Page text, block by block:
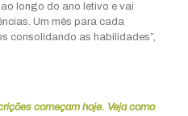
longo do ano letivo e vai
Um mês para cada
consolidando as habilidades”,
começam hoje. Veja como